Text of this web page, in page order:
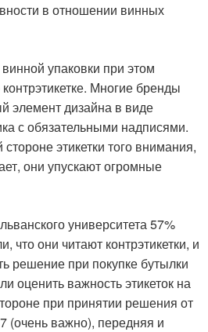
в отношении винных
упаковки при этом
Многие бренды
элемент дизайна в виде
с обязательными надписями.
этикетки того внимания,
они упускают огромные
университета 57%
что они читают контрэтикетки, и
решение при покупке бутылки
оценить важность этикеток на
при принятии решения от
(очень важно), передняя и